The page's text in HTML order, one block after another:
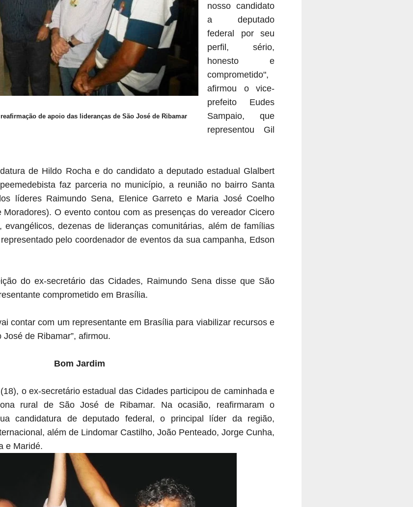
de apoio das lideranças de São José de Ribamar
nosso candidato
a deputado
federal por seu
perfil, sério,
honesto e
comprometido",
afirmou o vice-
prefeito Eudes
Sampaio, que
representou Gil
de Hildo Rocha e do candidato a deputado estadual Glalbert
faz parceria no município, a reunião no bairro Santa
líderes Raimundo Sena, Elenice Garreto e Maria José Coelho
Moradores). O evento contou com as presenças do vereador Cicero
dezenas de lideranças comunitárias, além de famílias
pelo coordenador de eventos da sua campanha, Edson
do ex-secretário das Cidades, Raimundo Sena disse que São
comprometido em Brasília.
contar com um representante em Brasília para viabilizar recursos e
de Ribamar”, afirmou.
Bom Jardim
o ex-secretário estadual das Cidades participou de caminhada e
rural de São José de Ribamar. Na ocasião, reafirmaram o
candidatura de deputado federal, o principal líder da região,
além de Lindomar Castilho, João Penteado, Jorge Cunha,
e Maridé.